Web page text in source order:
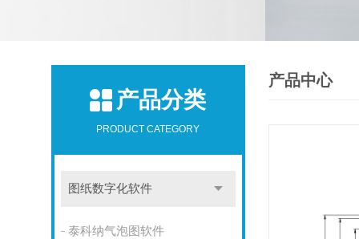
产品分类
PRODUCT CATEGORY
图纸数字化软件
泰科纳气泡图软件
产品中心